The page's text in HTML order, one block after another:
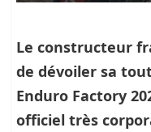
Le constructeur
de dévoiler sa
Enduro Factory
officiel très